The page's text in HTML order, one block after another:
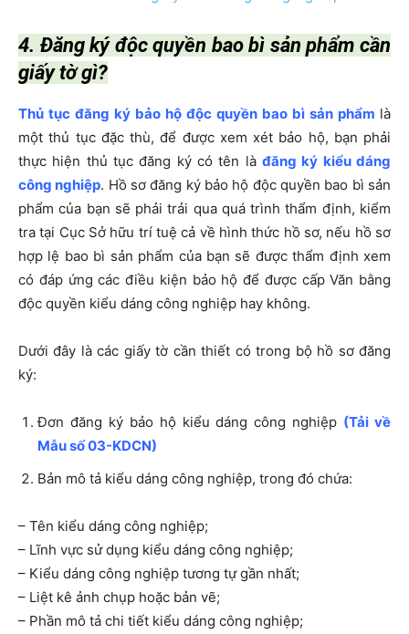
4. Đăng ký độc quyền bao bì sản phẩm cần
giấy tờ gì?
Thủ tục đăng ký bảo hộ độc quyền bao bì sản phẩm là
một thủ tục đặc thù, để được xem xét bảo hộ, bạn phải
thực hiện thủ tục đăng ký có tên là đăng ký kiểu dáng
công nghiệp. Hồ sơ đăng ký bảo hộ độc quyền bao bì sản
phẩm của bạn sẽ phải trải qua quá trình thẩm định, kiểm
tra tại Cục Sở hữu trí tuệ cả về hình thức hồ sơ, nếu hồ sơ
hợp lệ bao bì sản phẩm của bạn sẽ được thẩm định xem
có đáp ứng các điều kiện bảo hộ để được cấp Văn bằng
độc quyền kiểu dáng công nghiệp hay không.
Dưới đây là các giấy tờ cần thiết có trong bộ hồ sơ đăng
ký:
Đơn đăng ký bảo hộ kiểu dáng công nghiệp (Tải về
Mẫu số 03-KDCN)
Bản mô tả kiểu dáng công nghiệp, trong đó chứa:
– Tên kiểu dáng công nghiệp;
– Lĩnh vực sử dụng kiểu dáng công nghiệp;
– Kiểu dáng công nghiệp tương tự gần nhất;
– Liệt kê ảnh chụp hoặc bản vẽ;
– Phần mô tả chi tiết kiểu dáng công nghiệp;